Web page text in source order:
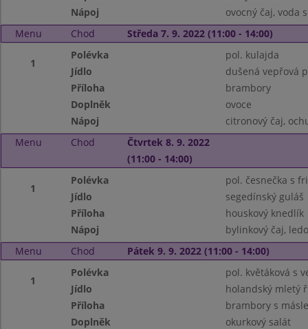
Nápoj
ovocný čaj, voda
Menu
Chod Středa 7. 9. 2022 (11:00 - 14:00)
1
Polévka
pol. kulajda
Jídlo
dušená vepřová
Příloha
brambory
Doplněk
ovoce
Nápoj
citronový čaj,
Menu
Chod
Čtvrtek 8. 9. 2022
(11:00 - 14:00)
1
Polévka
pol. česnečka s
Jídlo
segedínský guláš
Příloha
houskový knedlík
Nápoj
bylinkový čaj,
Menu
Chod Pátek 9. 9. 2022 (11:00 - 14:00)
1
Polévka
pol. květáková s
Jídlo
holandský mletý
Příloha
brambory s
Doplněk
okurkový salát